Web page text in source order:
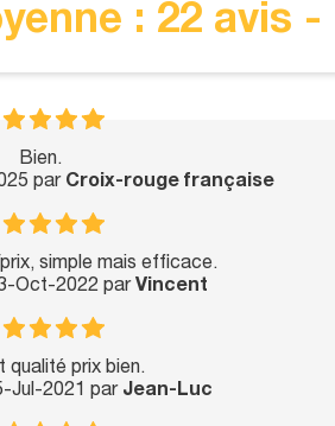
: 22 avis -
Bien.
par Croix-rouge française
simple mais efficace.
Oct-2022 par Vincent
qualité prix bien.
Jul-2021 par Jean-Luc